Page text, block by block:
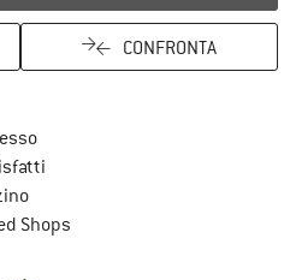
CONFRONTA
Vai alla politica di recesso qui
Shops